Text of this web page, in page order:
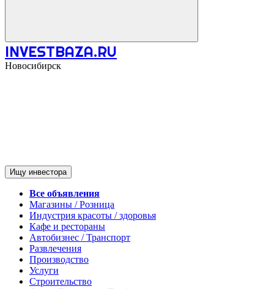
INVESTBAZA.RU
Новосибирск
Ищу инвестора
Все объявления
Магазины / Розница
Индустрия красоты / здоровья
Кафе и рестораны
Автобизнес / Транспорт
Развлечения
Производство
Услуги
Строительство